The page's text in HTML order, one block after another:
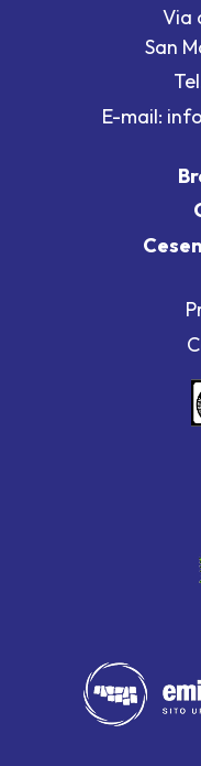
Via
San
E-mail: